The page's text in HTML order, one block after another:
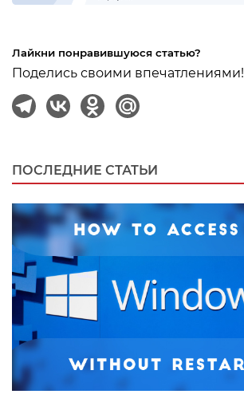
Лайкни понравившуюся статью?
Поделись своими впечатлениями!
ПОСЛЕДНИЕ СТАТЬИ